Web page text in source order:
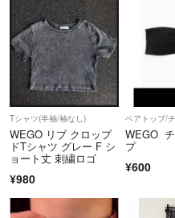
尚、評価後の対応はいたしかねま
できるだけ丁寧な返信と説明を
※時間帯、その他諸事情によりコ
かご容赦ください。
気持ちの良いお取引ができるよう
どうぞよろしくお願いいたします。
Tシャツ(半袖/袖なし)
WEGO リブ クロップ
ドTシャツ グレー F シ
ョート丈 刺繍ロゴ
¥980
ベアトップ/
WEGO
プ
¥600